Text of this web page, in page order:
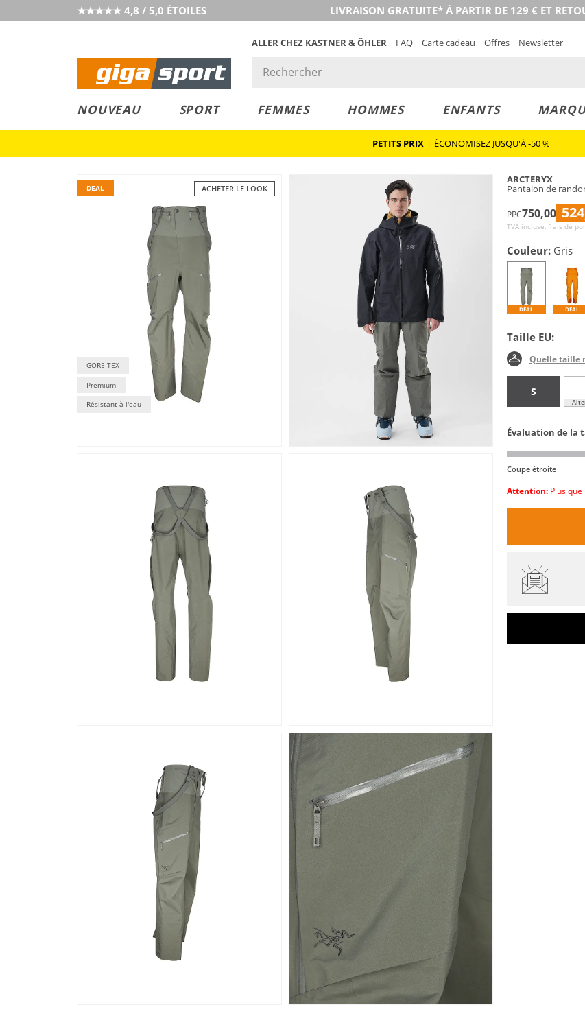
★★★★★ 4,8 / 5,0 ÉTOILES LIVRAISON GRATUITE* À PARTIR DE 129 € ET
ALLER CHEZ KASTNER & ÖHLER FAQ Carte cadeau Offres Newsletter
NOUVEAU SPORT FEMMES HOMMES ENFANTS
PETITS PRIX | ÉCONOMISEZ JUSQU'À -50 %
ACHETER LE LOOK
DEAL
GORE-TEX
Premium
Résistant à l'eau
ARCTERYX
Pantalon de
PPC750,00
TVA incluse, frais de
Couleur: Gris
DEAL DEAL
Taille EU:
Quelle taille
S
Évaluation de la
Coupe étroite
Attention: Plus